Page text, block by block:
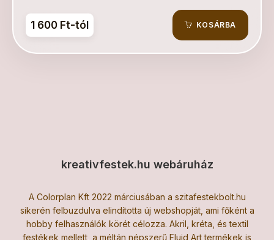
1 600 Ft-tól KOSÁRBA
kreativfestek.hu webáruház
A Colorplan Kft 2022 márciusában a szitafestekbolt.hu
sikerén felbuzdulva elindította új webshopját, ami főként a
hobby felhasználók körét célozza. Akril, kréta, és textil
festékek mellett, a méltán népszerű Fluid Art termékek is